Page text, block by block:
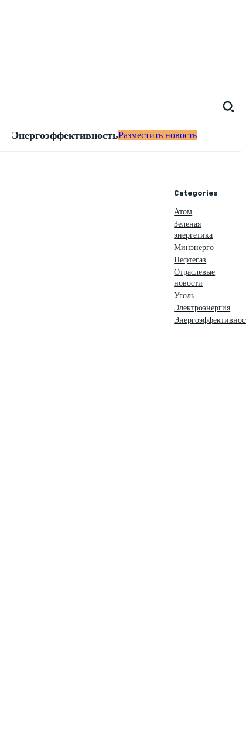
ЭнергоэффективностьРазместить новость
Categories
Атом
Зеленая
энергетика
Минэнерго
Нефтегаз
Отраслевые
новости
Уголь
Электроэнергия